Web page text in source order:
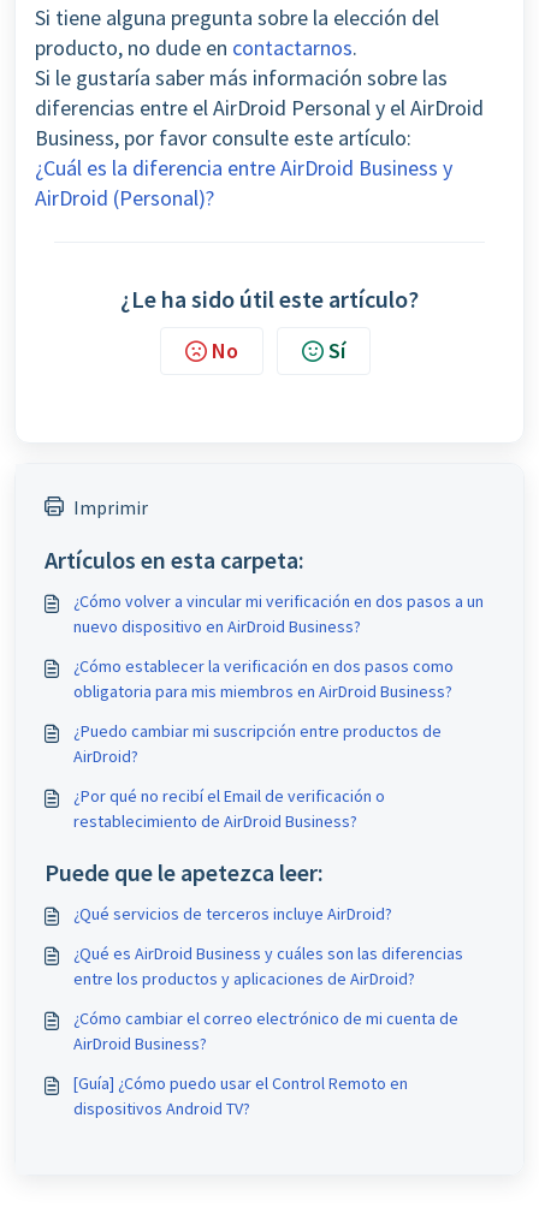
Si tiene alguna pregunta sobre la elección del
producto, no dude en contactarnos.
Si le gustaría saber más información sobre las
diferencias entre el AirDroid Personal y el AirDroid
Business, por favor consulte este artículo:
¿Cuál es la diferencia entre AirDroid Business y
AirDroid (Personal)?
¿Le ha sido útil este artículo?
No Sí
Imprimir
Artículos en esta carpeta:
¿Cómo volver a vincular mi verificación en dos pasos a un
nuevo dispositivo en AirDroid Business?
¿Cómo establecer la verificación en dos pasos como
obligatoria para mis miembros en AirDroid Business?
¿Puedo cambiar mi suscripción entre productos de
AirDroid?
¿Por qué no recibí el Email de verificación o
restablecimiento de AirDroid Business?
Puede que le apetezca leer:
¿Qué servicios de terceros incluye AirDroid?
¿Qué es AirDroid Business y cuáles son las diferencias
entre los productos y aplicaciones de AirDroid?
¿Cómo cambiar el correo electrónico de mi cuenta de
AirDroid Business?
[Guía] ¿Cómo puedo usar el Control Remoto en
dispositivos Android TV?